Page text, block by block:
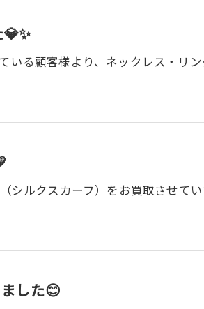
る顧客様より、ネックレス・リ
ルクスカーフ）をお買取させて
した😊